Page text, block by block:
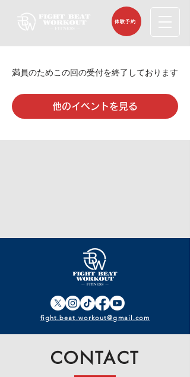
体験予約
満員のためこの回の受付を終了しております
他のイベントを見る
fight.beat.workout@gmail.com
CONTACT